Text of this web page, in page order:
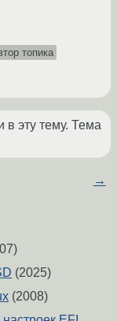
топика
в эту тему. Тема
→
(2025)
(2008)